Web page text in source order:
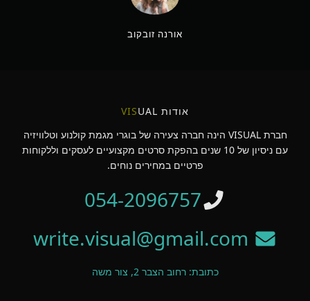
אורנה זובקוב
אודות VISUAL
חברת VISUAL הינה חברה צעירה של בוגרי מגמת קולנוע וטלוויזיה
עם ניסיון של 10 שנים בהפקת סרטים מקצועיים לעסקים וללקוחות
פרטיים במחירים נוחים.
054-2096757
כתובת: רחוב הצבר 2, צור משה